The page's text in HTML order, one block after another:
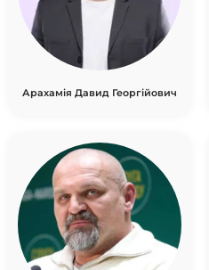
Арахамія Давид Георгійович